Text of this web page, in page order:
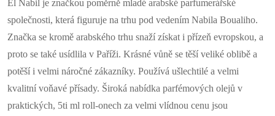
El Nabil je značkou poměrně mladé arabské parfumerářské
společnosti, která figuruje na trhu pod vedením Nabila Boualiho.
Značka se kromě arabského trhu snaží získat i přízeň evropskou, a
proto se také usídlila v Paříži. Krásné vůně se těší veliké oblibě a
potěší i velmi náročné zákazníky. Používá ušlechtilé a velmi
kvalitní voňavé přísady. Široká nabídka parfémových olejů v
praktických, 5ti ml roll-onech za velmi vlídnou cenu jsou